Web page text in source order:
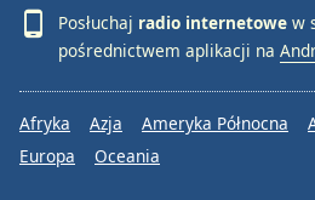
Posłuchaj radio internetowe w
pośrednictwem aplikacji na
Afryka Azja Ameryka Północna
Europa
Oceania